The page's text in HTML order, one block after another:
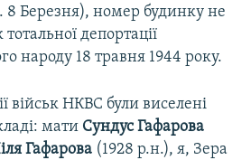
8 Березня), номер будинку не
депортації
народу 18 травня 1944 року.
військ НКВС були виселені
мати Сундус Гафарова
Гафарова (1928 р.н.), я, Зера